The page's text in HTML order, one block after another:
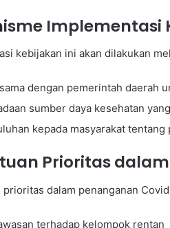
Implementasi
kebijakan ini akan dilakukan
dengan pemerintah daerah
sumber daya kesehatan
kepada masyarakat
Prioritas
prioritas dalam penanganan
terhadap kelompok rentan